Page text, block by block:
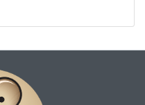
та
із
і їхня втрата
та вимирання